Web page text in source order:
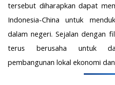
tersebut diharapkan dapat
Indonesia-China untuk
dalam negeri. Sejalan dengan
terus berusaha untuk
pembangunan lokal ekonomi